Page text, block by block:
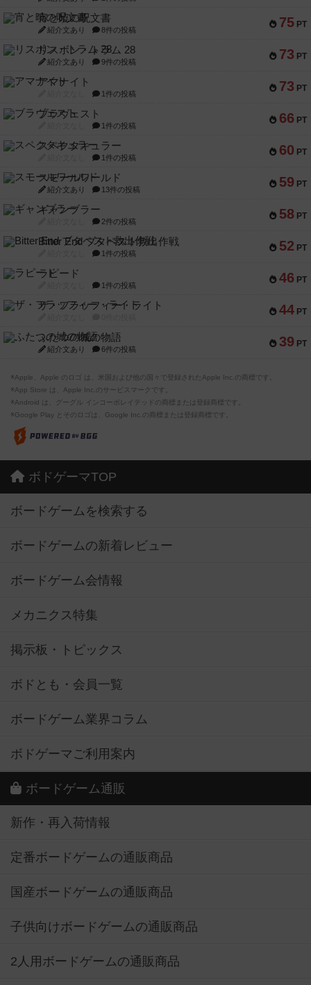
75 PT
宵と暁の呪文書
紹介文あり 8件の投稿
73 PT
リスボン・トラム 28
紹介文あり 9件の投稿
73 PT
アマナイト
1件の投稿
66 PT
ブラヴェスト
1件の投稿
60 PT
スペクタキュラー
1件の投稿
59 PT
スモールワールド
紹介文あり 13件の投稿
58 PT
ギャンブラー
2件の投稿
52 PT
Bitter End ブタペスト救出作戦
1件の投稿
46 PT
ラピード
1件の投稿
44 PT
ザ・フラッフィー・ライト
39 PT
ふたつの城の物語
紹介文あり 6件の投稿
※Apple、Apple のロゴ は、米国および他の国々で登録されたApple Inc.の商標です。
※App Store は、Apple Inc.のサービスマークです。
※Android は、グーグル インコーポレイテッドの商標または登録商標です。
※Google Play とそのロゴは、Google Inc.の商標または登録商標です。
ボドゲーマTOP
ボードゲームを検索する
ボードゲームの新着レビュー
ボードゲーム会情報
メカニクス特集
掲示板・トピックス
ボドとも・会員一覧
ボードゲーム業界コラム
ボドゲーマご利用案内
ボードゲーム通販
新作・再入荷情報
定番ボードゲームの通販商品
国産ボードゲームの通販商品
子供向けボードゲームの通販商品
2人用ボードゲームの通販商品